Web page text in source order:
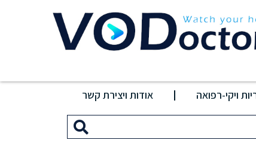
ויקי-רפואה אודות ויצירת קשר